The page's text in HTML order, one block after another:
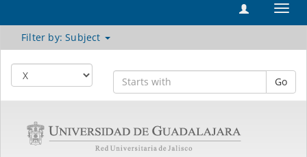
Filter by: Subject
Go